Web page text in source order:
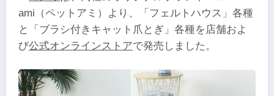
ami（ペットアミ）より、「フェルトハウス」各種
と「ブラシ付きキャット爪とぎ」各種を店舗およ
び公式オンラインストアで発売しました。